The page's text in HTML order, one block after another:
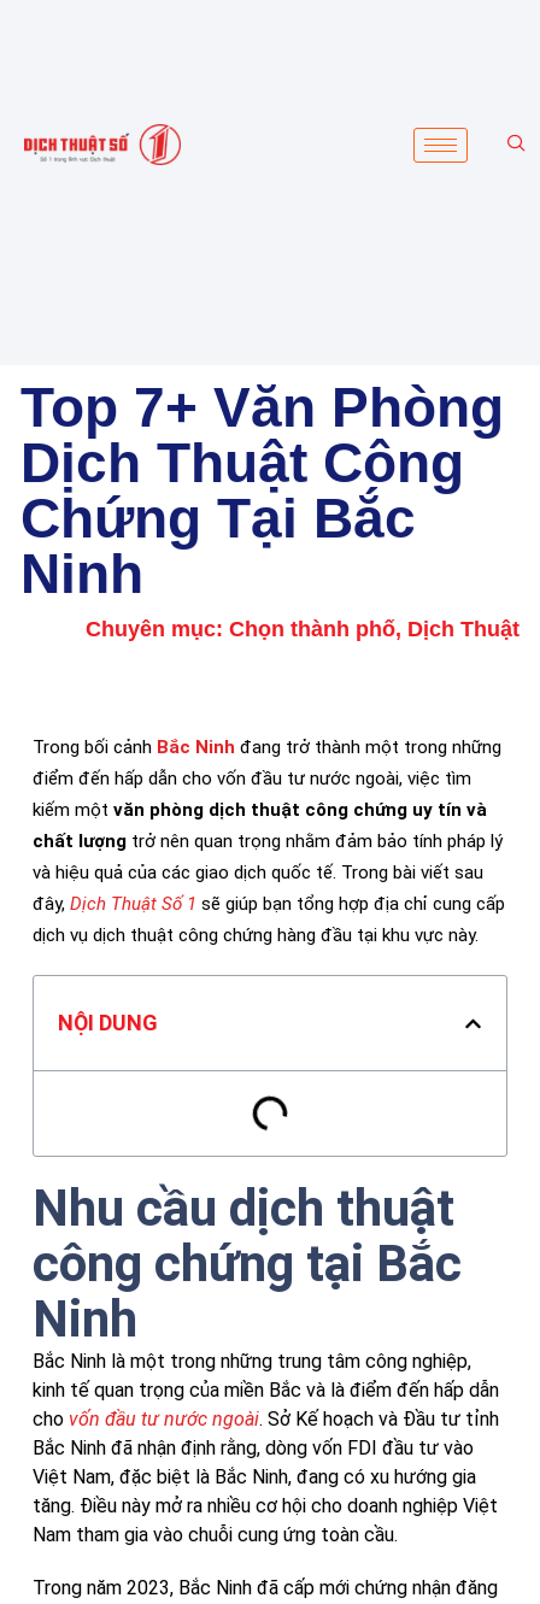
Top 7+ Văn Phòng
Dịch Thuật Công
Chứng Tại Bắc
Ninh
Chuyên mục: Chọn thành phố, Dịch Thuật
Trong bối cảnh Bắc Ninh đang trở thành một trong những
điểm đến hấp dẫn cho vốn đầu tư nước ngoài, việc tìm
kiếm một văn phòng dịch thuật công chứng uy tín và
chất lượng trở nên quan trọng nhằm đảm bảo tính pháp lý
và hiệu quả của các giao dịch quốc tế. Trong bài viết sau
đây, Dịch Thuật Số 1 sẽ giúp bạn tổng hợp địa chỉ cung cấp
dịch vụ dịch thuật công chứng hàng đầu tại khu vực này.
NỘI DUNG
Nhu cầu dịch thuật
công chứng tại Bắc
Ninh
Bắc Ninh là một trong những trung tâm công nghiệp,
kinh tế quan trọng của miền Bắc và là điểm đến hấp dẫn
cho vốn đầu tư nước ngoài. Sở Kế hoạch và Đầu tư tỉnh
Bắc Ninh đã nhận định rằng, dòng vốn FDI đầu tư vào
Việt Nam, đặc biệt là Bắc Ninh, đang có xu hướng gia
tăng. Điều này mở ra nhiều cơ hội cho doanh nghiệp Việt
Nam tham gia vào chuỗi cung ứng toàn cầu.
Trong năm 2023, Bắc Ninh đã cấp mới chứng nhận đăng